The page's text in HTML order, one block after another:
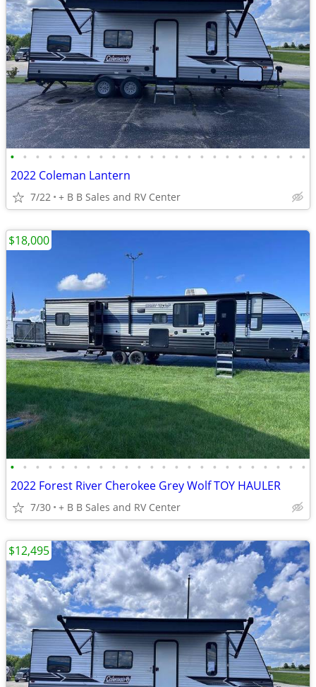
• • • • • • • • • • • • • • • • • • • • • • • •
2022 Coleman Lantern
7/22 + B B Sales and RV Center
• • • • • • • • • • • • • • • • • • • • • • • •
2022 Forest River Cherokee Grey Wolf TOY HAULER
7/30 + B B Sales and RV Center
$18,000
$12,495